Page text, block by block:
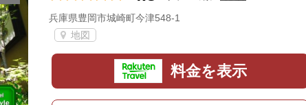
兵庫県豊岡市城崎町今津548-1
地図
料金を表示